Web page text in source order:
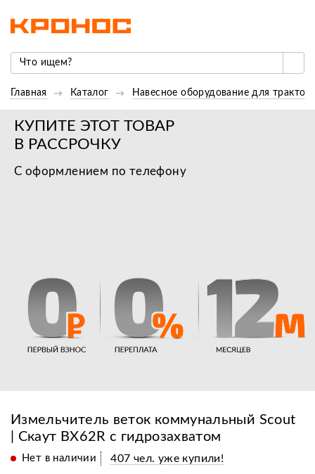
Главная Каталог Навесное оборудование для
КУПИТЕ ЭТОТ ТОВАР
В РАССРОЧКУ
С оформлением по телефону
Измельчитель веток коммунальный Scout
| Скаут BX62R с гидрозахватом
Нет в наличии 407 чел. уже купили!